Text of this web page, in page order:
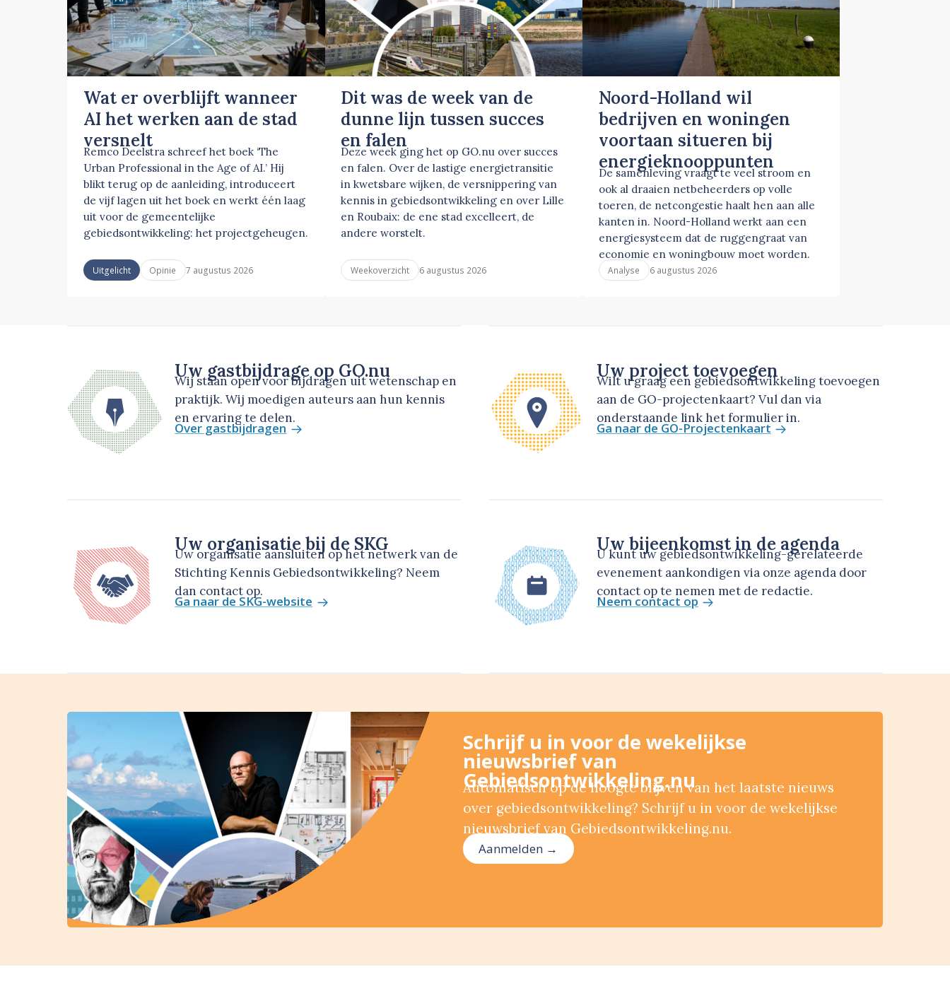
Wat er overblijft wanneer
AI het werken aan de stad
versnelt
Remco Deelstra schreef het boek ‘The
Urban Professional in the Age of AI.’ Hij
blikt terug op de aanleiding, introduceert
de vijf lagen uit het boek en werkt één laag
uit voor de gemeentelijke
gebiedsontwikkeling: het projectgeheugen.
Uitgelicht Opinie 7 augustus 2026
Dit was de week van de
dunne lijn tussen succes
en falen
Deze week ging het op GO.nu over succes
en falen. Over de lastige energietransitie
in kwetsbare wijken, de versnippering van
kennis in gebiedsontwikkeling en over Lille
en Roubaix: de ene stad excelleert, de
andere worstelt.
Weekoverzicht 6 augustus 2026
Noord-Holland wil
bedrijven en woningen
voortaan situeren bij
energieknooppunten
De samenleving vraagt te veel stroom en
ook al draaien netbeheerders op volle
toeren, de netcongestie haalt hen aan alle
kanten in. Noord-Holland werkt aan een
energiesysteem dat de ruggengraat van
economie en woningbouw moet worden.
Analyse 6 augustus 2026
Uw gastbijdrage op GO.nu
Wij staan open voor bijdragen uit wetenschap en
praktijk. Wij moedigen auteurs aan hun kennis
en ervaring te delen.
Over gastbijdragen
Uw project toevoegen
Wilt u graag een gebiedsontwikkeling toevoegen
aan de GO-projectenkaart? Vul dan via
onderstaande link het formulier in.
Ga naar de GO-Projectenkaart
Uw organisatie bij de SKG
Uw organisatie aansluiten op het netwerk van de
Stichting Kennis Gebiedsontwikkeling? Neem
dan contact op.
Ga naar de SKG-website
Uw bijeenkomst in de agenda
U kunt uw gebiedsontwikkeling-gerelateerde
evenement aankondigen via onze agenda door
contact op te nemen met de redactie.
Neem contact op
Schrijf u in voor de wekelijkse
nieuwsbrief van
Gebiedsontwikkeling.nu
Automatisch op de hoogte blijven van het laatste nieuws
over gebiedsontwikkeling? Schrijf u in voor de wekelijkse
nieuwsbrief van Gebiedsontwikkeling.nu.
Aanmelden →